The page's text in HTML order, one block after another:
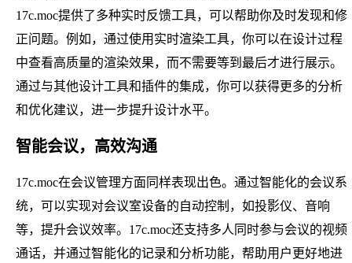
17c.moc提供了多种实时反馈工具，可以帮助你及时发现和修
正问题。例如，通过使用实时渲染工具，你可以在设计过程
中查看高质量的渲染效果，而不需要等到最后才进行展示。
通过与其他设计工具和插件的集成，你可以获得更多的分析
和优化建议，进一步提升设计水平。
智能会议，高效沟通
17c.moc在会议管理方面同样表现出色。通过智能化的会议系
统，可以实现对会议室设备的自动控制，如投影仪、音响
等，提升会议效率。17c.moc还支持多人同时参与会议的视频
通话，并通过智能化的记录和分析功能，帮助用户更好地进